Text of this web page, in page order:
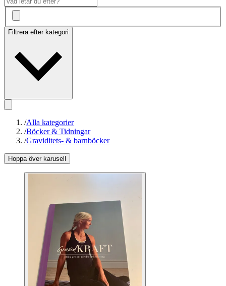
Filtrera efter kategori
/Alla kategorier
/Böcker & Tidningar
/Graviditets- & barnböcker
Hoppa över karusell